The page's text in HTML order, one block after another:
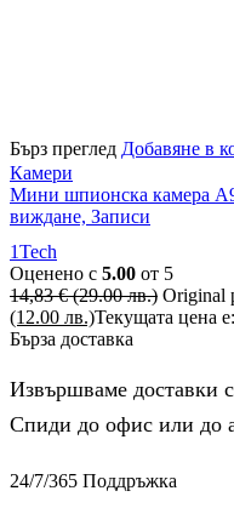
Бърз преглед Добавяне в
Камери
Мини шпионска камера
виждане, Записи
1Tech
Оценено с 5.00 от 5
14,83€ (29.00 лв.) Original
(12.00 лв.)Текущата цена
Бърза доставка
Извършваме доставки
Спиди до офис или до
24/7/365 Поддръжка